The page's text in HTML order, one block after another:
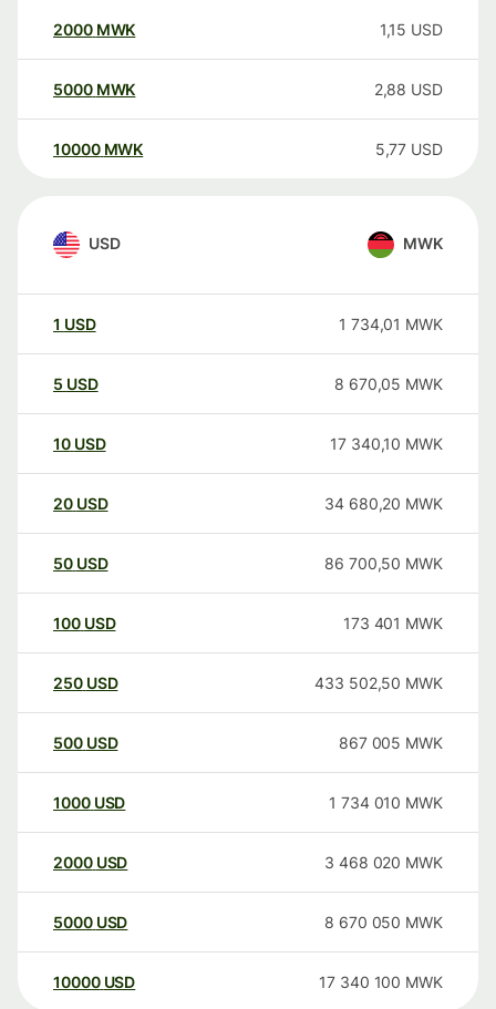
2000 MWK 1,15 USD
5000 MWK 2,88 USD
10000 MWK 5,77 USD
USD MWK
1 USD 1 734,01 MWK
5 USD 8 670,05 MWK
10 USD 17 340,10 MWK
20 USD 34 680,20 MWK
50 USD 86 700,50 MWK
100 USD 173 401 MWK
250 USD 433 502,50 MWK
500 USD 867 005 MWK
1000 USD 1 734 010 MWK
2000 USD 3 468 020 MWK
5000 USD 8 670 050 MWK
10000 USD 17 340 100 MWK